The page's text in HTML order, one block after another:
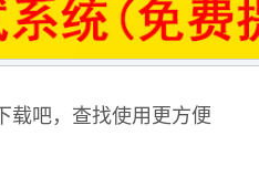
载吧，查找使用更方便